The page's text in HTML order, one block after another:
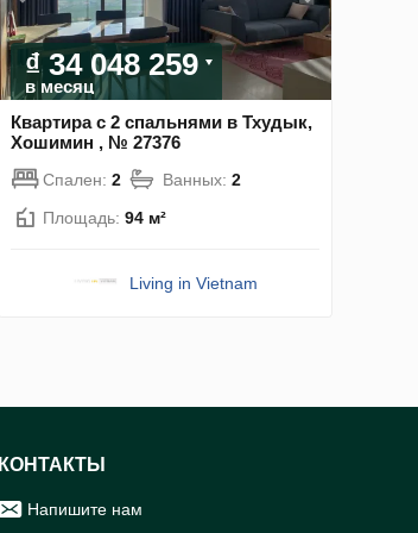
₫ 34 048 259
в месяц
Квартира с 2 спальнями в Тхудык,
Хошимин , № 27376
Спален: 2 Ванных: 2
Площадь: 94 м²
Living in Vietnam
КОНТАКТЫ
Напишите нам